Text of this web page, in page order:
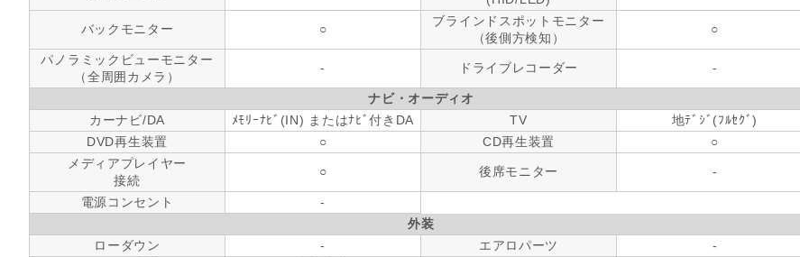
バックモニター ○
ブラインドスポットモニター
（後側方検知）
○
パノラミックビューモニター
（全周囲カメラ）
- ドライブレコーダー -
ナビ・オーディオ
カーナビ/DA
ﾒﾓﾘｰﾅﾋﾞ(IN) またはﾅﾋﾞ付きDA TV
地ﾃﾞｼﾞ(ﾌﾙｾｸﾞ)
DVD再生装置
○ CD再生装置
○
メディアプレイヤー
接続
○ 後席モニター -
電源コンセント
-
外装
ローダウン
- エアロパーツ
-